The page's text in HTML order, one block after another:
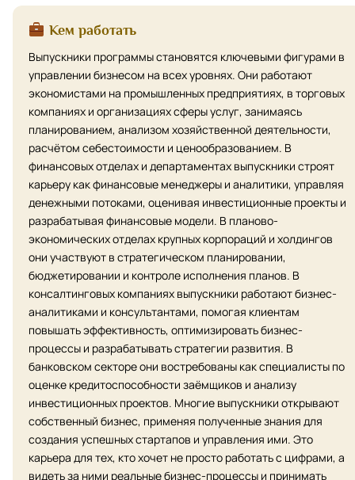
Кем работать
Выпускники программы становятся ключевыми фигурами в
управлении бизнесом на всех уровнях. Они работают
экономистами на промышленных предприятиях, в торговых
компаниях и организациях сферы услуг, занимаясь
планированием, анализом хозяйственной деятельности,
расчётом себестоимости и ценообразованием. В
финансовых отделах и департаментах выпускники строят
карьеру как финансовые менеджеры и аналитики, управляя
денежными потоками, оценивая инвестиционные проекты и
разрабатывая финансовые модели. В планово-
экономических отделах крупных корпораций и холдингов
они участвуют в стратегическом планировании,
бюджетировании и контроле исполнения планов. В
консалтинговых компаниях выпускники работают бизнес-
аналитиками и консультантами, помогая клиентам
повышать эффективность, оптимизировать бизнес-
процессы и разрабатывать стратегии развития. В
банковском секторе они востребованы как специалисты по
оценке кредитоспособности заёмщиков и анализу
инвестиционных проектов. Многие выпускники открывают
собственный бизнес, применяя полученные знания для
создания успешных стартапов и управления ими. Это
карьера для тех, кто хочет не просто работать с цифрами, а
видеть за ними реальные бизнес-процессы и принимать